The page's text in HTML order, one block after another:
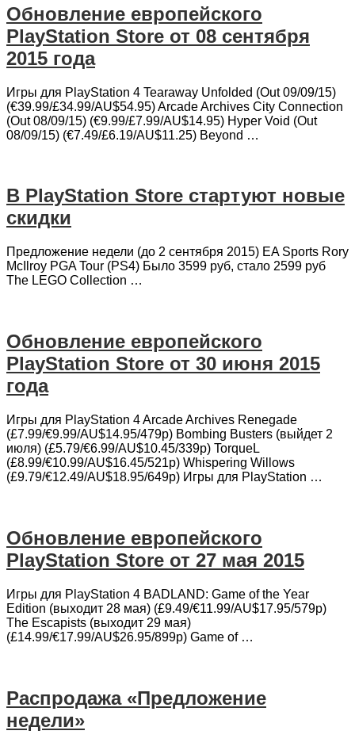
Обновление европейского
PlayStation Store от 08 сентября
2015 года
Игры для PlayStation 4 Tearaway Unfolded (Out 09/09/15)
(€39.99/£34.99/AU$54.95) Arcade Archives City Connection
(Out 08/09/15) (€9.99/£7.99/AU$14.95) Hyper Void (Out
08/09/15) (€7.49/£6.19/AU$11.25) Beyond …
В PlayStation Store стартуют новые
скидки
Предложение недели (до 2 сентября 2015) EA Sports Rory
McIlroy PGA Tour (PS4) Было 3599 руб, стало 2599 руб
The LEGO Collection …
Обновление европейского
PlayStation Store от 30 июня 2015
года
Игры для PlayStation 4 Arcade Archives Renegade
(£7.99/€9.99/AU$14.95/479p) Bombing Busters (выйдет 2
июля) (£5.79/€6.99/AU$10.45/339p) TorqueL
(£8.99/€10.99/AU$16.45/521p) Whispering Willows
(£9.79/€12.49/AU$18.95/649p) Игры для PlayStation …
Обновление европейского
PlayStation Store от 27 мая 2015
Игры для PlayStation 4 BADLAND: Game of the Year
Edition (выходит 28 мая) (£9.49/€11.99/AU$17.95/579p)
The Escapists (выходит 29 мая)
(£14.99/€17.99/AU$26.95/899p) Game of …
Распродажа «Предложение
недели»